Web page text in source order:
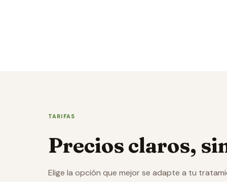
TARIFAS
Precios claros,
Elige la opción que mejor se adapte a tu